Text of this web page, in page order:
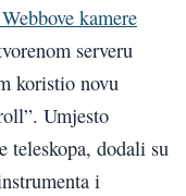
kamere
serveru
koristio novu
Umjesto
teleskopa, dodali su
i